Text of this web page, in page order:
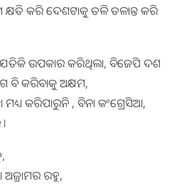
କ୍ଷତି କରି ଦେଶଟାକୁ ତଳି ତଳାନ୍ତ କରି
ଉପକାର କରିଥିଲା, ବିଜେପି ଦଶ
ବି କରିବାକୁ ଅକ୍ଷମ,
କରିପାରୁନି , ବିନା କଂଗ୍ରେସିଆ,
ରହୁ,